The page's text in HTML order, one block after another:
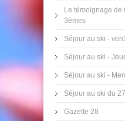
Le témoignage de
3èmes
Séjour au ski -
Séjour au ski -
Séjour au ski -
Séjour au ski du
Gazette 28